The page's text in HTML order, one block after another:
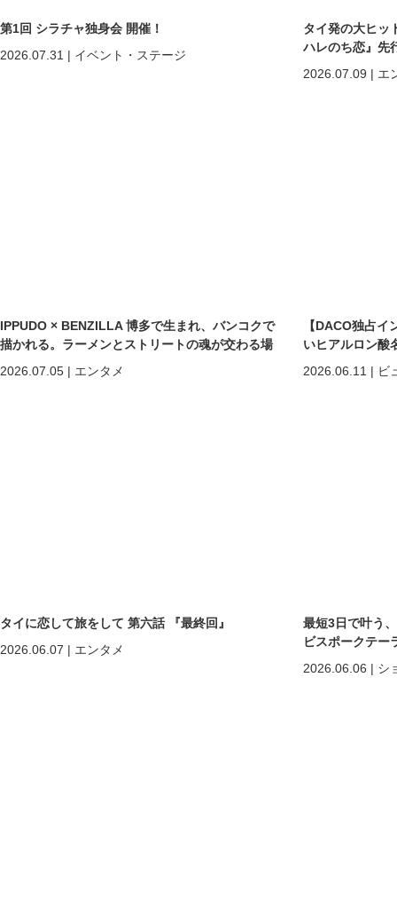
第1回 シラチャ独身会 開催！
2026.07.31 | イベント・ステージ
タイ発の大ヒッ
ハレのち恋』先
2026.07.09 | エ
IPPUDO × BENZILLA 博多で生まれ、バンコクで
描かれる。ラーメンとストリートの魂が交わる場
2026.07.05 | エンタメ
【DACO独占
いヒアルロン酸
しくなる」だ
めの美容医療
2026.06.11 | ビ
タイに恋して旅をして 第六話 『最終回』
2026.06.07 | エンタメ
最短3日で叶う
ビスポークテ
2026.06.06 | シ